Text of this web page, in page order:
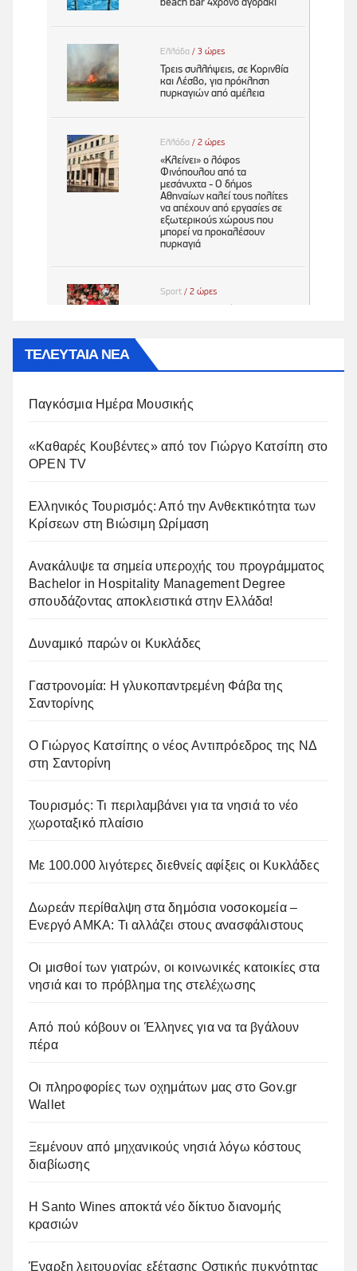
ΤΕΛΕΥΤΑΙΑ ΝΕΑ
Παγκόσμια Ημέρα Μουσικής
«Καθαρές Κουβέντες» από τον Γιώργο Κατσίπη στο
OPEN TV
Ελληνικός Τουρισμός: Από την Ανθεκτικότητα των
Κρίσεων στη Βιώσιμη Ωρίμαση
Ανακάλυψε τα σημεία υπεροχής του προγράμματος
Bachelor in Hospitality Management Degree
σπουδάζοντας αποκλειστικά στην Ελλάδα!
Δυναμικό παρών οι Κυκλάδες
Γαστρονομία: Η γλυκοπαντρεμένη Φάβα της
Σαντορίνης
Ο Γιώργος Κατσίπης ο νέος Αντιπρόεδρος της ΝΔ
στη Σαντορίνη
Τουρισμός: Τι περιλαμβάνει για τα νησιά το νέο
χωροταξικό πλαίσιο
Με 100.000 λιγότερες διεθνείς αφίξεις οι Κυκλάδες
Δωρεάν περίθαλψη στα δημόσια νοσοκομεία –
Ενεργό ΑΜΚΑ: Τι αλλάζει στους ανασφάλιστους
Οι μισθοί των γιατρών, οι κοινωνικές κατοικίες στα
νησιά και το πρόβλημα της στελέχωσης
Από πού κόβουν οι Έλληνες για να τα βγάλουν
πέρα
Οι πληροφορίες των οχημάτων μας στο Gov.gr
Wallet
Ξεμένουν από μηχανικούς νησιά λόγω κόστους
διαβίωσης
Η Santo Wines αποκτά νέο δίκτυο διανομής
κρασιών
Έναρξη λειτουργίας εξέτασης Οστικής πυκνότητας